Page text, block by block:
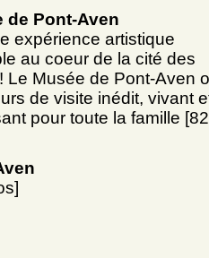
de Pont-Aven
expérience artistique
au coeur de la cité des
Le Musée de Pont-Aven
de visite inédit, vivant
pour toute la famille [82